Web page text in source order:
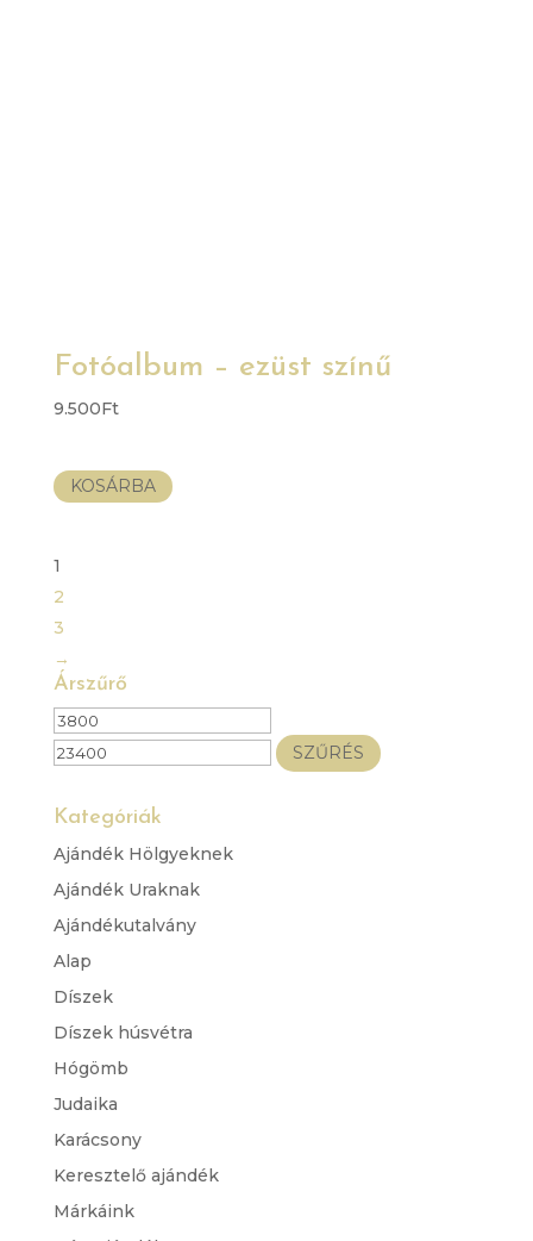
Fotóalbum – ezüst színű
9.500Ft
KOSÁRBA
1
2
3
→
Árszűrő
Min
ár
ár SZŰRÉS
Kategóriák
Ajándék Hölgyeknek
Ajándék Uraknak
Ajándékutalvány
Alap
Díszek
Díszek húsvétra
Hógömb
Judaika
Karácsony
Keresztelő ajándék
Márkáink